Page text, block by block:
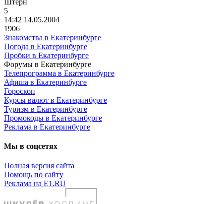
5
14:42 14.05.2004
1906
Знакомства в Екатеринбурге
Погода в Екатеринбурге
Пробки в Екатеринбурге
Форумы в Екатеринбурге
Телепрограмма в Екатеринбурге
Афиша в Екатеринбурге
Гороскоп
Курсы валют в Екатеринбурге
Туризм в Екатеринбурге
Промокоды в Екатеринбурге
Реклама в Екатеринбурге
Мы в соцсетях
Полная версия сайта
Помощь по сайту
Реклама на E1.RU